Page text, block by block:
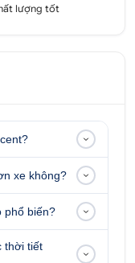
lượng tốt
xe không?
phổ biến?
thời tiết